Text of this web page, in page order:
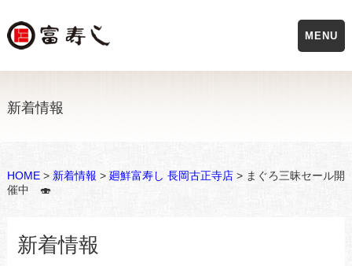
新着情報
HOME> 新着情報 > 廻鮮富寿し 長岡古正寺店> まぐろ三昧セール開
催中 🍣
新着情報
MENU